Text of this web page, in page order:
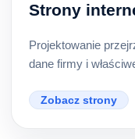
Strony
Projektowanie
dane firmy i
Zobacz strony